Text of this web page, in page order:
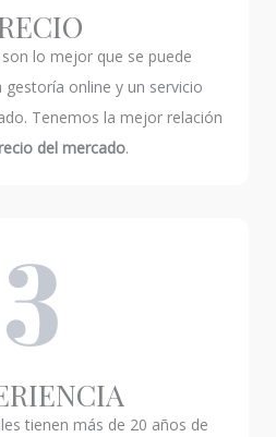
lo mejor que se puede
online y un servicio
Tenemos la mejor relación
del mercado.
tienen más de 20 años de